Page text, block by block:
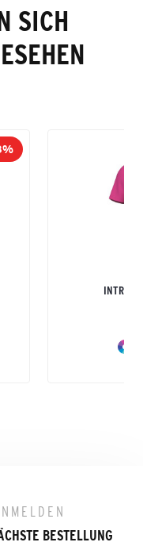
SICH
INTRO
BESTELLUNG